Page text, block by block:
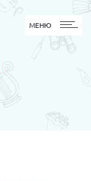
МЕНЮ
МЕНЮ